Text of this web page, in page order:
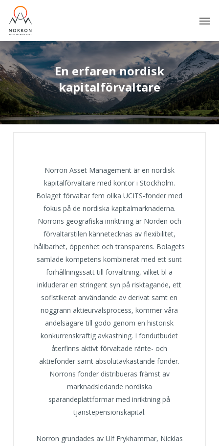
main
content
En erfarennordisk
kapitalförvaltare
Norron Asset Management är en nordisk
kapitalförvaltare med kontor i Stockholm.
Bolaget förvaltar fem olika UCITS-fonder med
fokus på de nordiska kapitalmarknaderna.
Norrons geografiska inriktning är Norden och
förvaltarstilen kännetecknas av flexibilitet,
hållbarhet, öppenhet och transparens. Bolagets
samlade kompetens kombinerat med ett sunt
förhållningssätt till förvaltning, vilket bl a
inkluderar en stringent syn på risktagande, ett
sofistikerat användande av derivat samt en
noggrann aktieurvalsprocess, kommer våra
andelsägare till godo genom en historisk
konkurrenskraftig avkastning. I fondutbudet
återfinns aktivt förvaltade ränte- och
aktiefonder samt absolutavkastande fonder.
Norrons fonder distribueras främst av
marknadsledande nordiska
sparandeplattformar med inriktning på
tjänstepensionskapital.
Norron grundades av Ulf Frykhammar, Nicklas